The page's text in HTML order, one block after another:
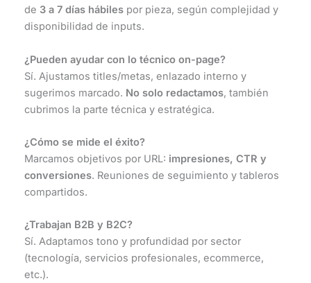
de 3 a 7 días hábilespor pieza, según complejidad y
disponibilidad de inputs.
¿Pueden ayudar con lo técnico on-page?
Sí. Ajustamos titles/metas, enlazado interno y
sugerimos marcado. No solo redactamos, también
cubrimos la parte técnica y estratégica.
¿Cómo se mide el éxito?
Marcamos objetivos por URL: impresiones, CTR y
conversiones. Reuniones de seguimiento y tableros
compartidos.
¿Trabajan B2B y B2C?
Sí. Adaptamos tono y profundidad por sector
(tecnología, servicios profesionales, ecommerce,
etc.).